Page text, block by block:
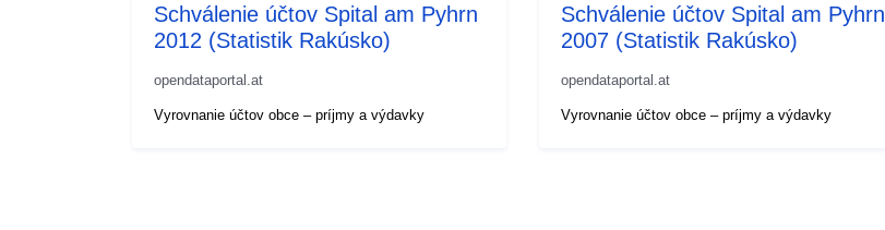
Schválenie účtov Spital am Pyhrn
2012 (Statistik Rakúsko)
opendataportal.at
Vyrovnanie účtov obce – príjmy a výdavky
Schválenie účtov Spital am Pyhrn
2007 (Statistik Rakúsko)
opendataportal.at
Vyrovnanie účtov obce – príjmy a výdavky